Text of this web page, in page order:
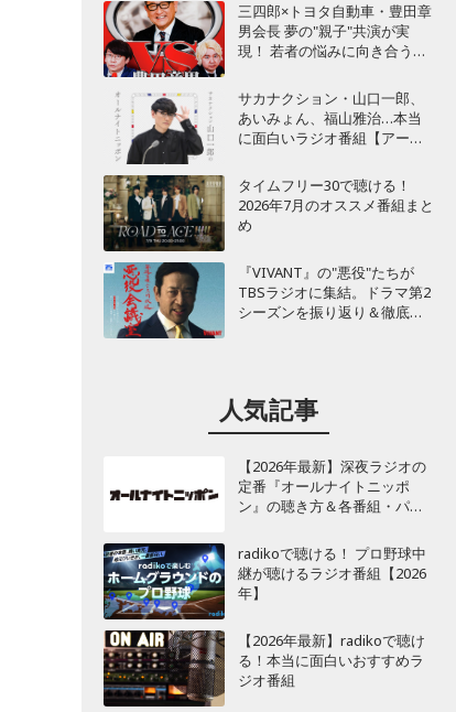
三四郎×トヨタ自動車・豊田章
男会長 夢の"親子"共演が実
現！ 若者の悩みに向き合うポ
サカナクション・山口一郎、
あいみょん、福山雅治…本当
に面白いラジオ番組【アーテ
タイムフリー30で聴ける！
2026年7月のオススメ番組まと
め
『VIVANT』の"悪役"たちが
TBSラジオに集結。ドラマ第2
シーズンを振り返り＆徹底考
人気記事
【2026年最新】深夜ラジオの
定番『オールナイトニッポ
ン』の聴き方＆各番組・パー
radikoで聴ける！ プロ野球中
継が聴けるラジオ番組【2026
年】
【2026年最新】radikoで聴け
る！本当に面白いおすすめラ
ジオ番組